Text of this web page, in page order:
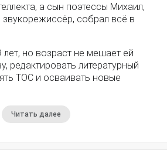
а сын поэтессы Михаил,
собрал всё в
но возраст не мешает ей
редактировать литературный
ТОС и осваивать новые
Читать далее